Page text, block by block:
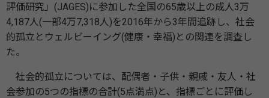
評価研究」(JAGES)に参加した全国の65歳以上の成人3万
4,187人(一部4万7,318人)を2016年から3年間追跡し、社会
的孤立とウェルビーイング(健康・幸福)との関連を調査し
た。
社会的孤立については、配偶者・子供・親戚・友人・社
会参加の5つの指標の合計(5点満点)と、指標ごとに評価し